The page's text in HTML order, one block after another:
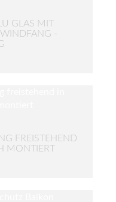
GLAS MIT
-
FREISTEHEND
MONTIERT